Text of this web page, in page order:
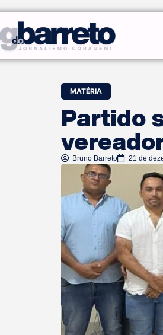
MATÉRIA
Partido
Bruno Barreto 21 de